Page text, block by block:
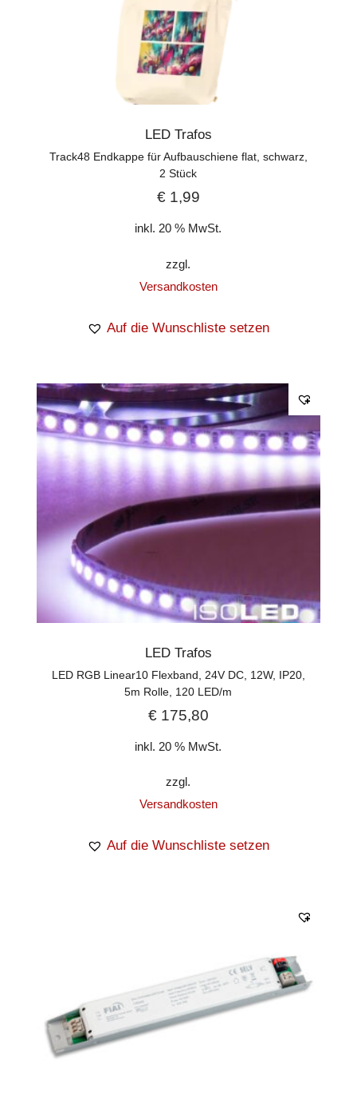
LED Trafos
Track48 Endkappe für Aufbauschiene flat, schwarz,
2 Stück
€1,99
inkl. 20 % MwSt.
zzgl.
Versandkosten
Auf die Wunschliste setzen
LED Trafos
LED RGB Linear10 Flexband, 24V DC, 12W, IP20,
5m Rolle, 120 LED/m
€175,80
inkl. 20 % MwSt.
zzgl.
Versandkosten
Auf die Wunschliste setzen